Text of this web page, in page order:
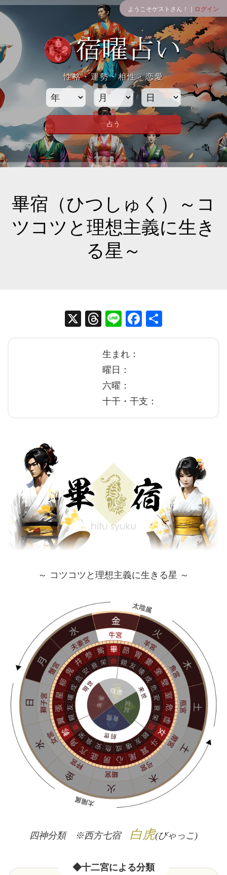
ようこそゲストさん！｜ ログイン
性格・運勢・相性・恋愛
畢宿（ひつしゅく）～コ
ツコツと理想主義に生き
る星～
X
T
ea
ds
Li
Fa
生まれ：
曜日：
六曜：
十干・干支：
～ コツコツと理想主義に生きる星 ～
四神分類 ※西方七宿 白虎(びゃっこ)
◆十二宮による分類